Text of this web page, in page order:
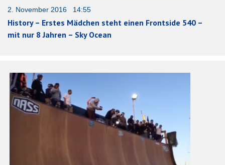
2. November 2016 14:55
History – Erstes Mädchen steht einen Frontside 540 –
mit nur 8 Jahren – Sky Ocean